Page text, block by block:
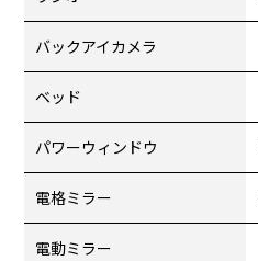
バックアイカメラ
ベッド
パワーウィンドウ
電格ミラー
電動ミラー